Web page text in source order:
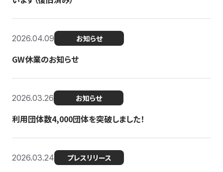
2026.04.09 お知らせ
GW休業のお知らせ
2026.03.26 お知らせ
利用団体数4,000団体を突破しました！
2026.03.24 プレスリリース